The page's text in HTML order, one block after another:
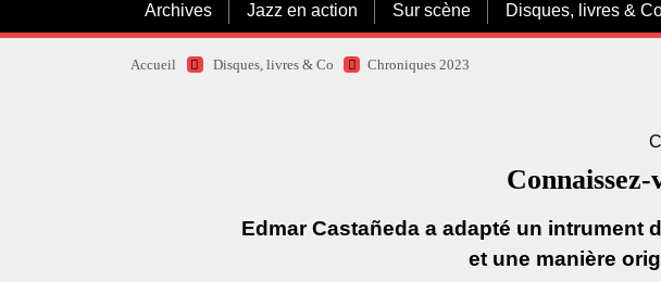
Archives Jazz en action Sur scène Disques, livres &
Accueil Disques, livres & Co Chroniques 2023
Edmar Castañeda a adapté un
et une manière